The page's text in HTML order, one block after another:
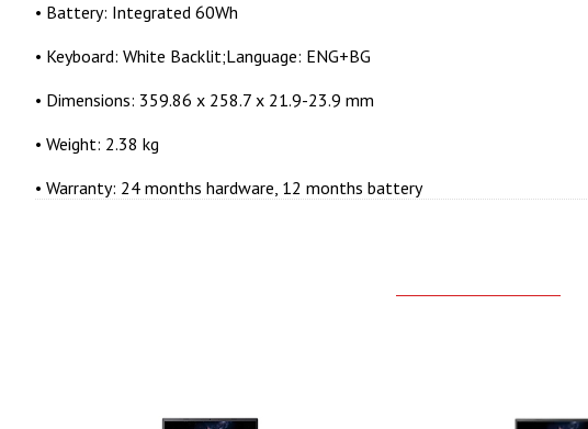
• Battery: Integrated 60Wh
• Keyboard: White Backlit;Language: ENG+BG
• Dimensions: 359.86 x 258.7 x 21.9-23.9 mm
• Weight: 2.38 kg
• Warranty: 24 months hardware, 12 months battery